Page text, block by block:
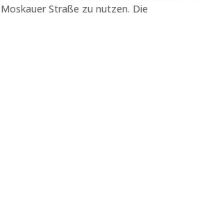
Straße zu nutzen. Die